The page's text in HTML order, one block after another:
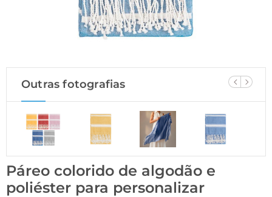
Outras fotografias
Páreo colorido de algodão e
poliéster para personalizar